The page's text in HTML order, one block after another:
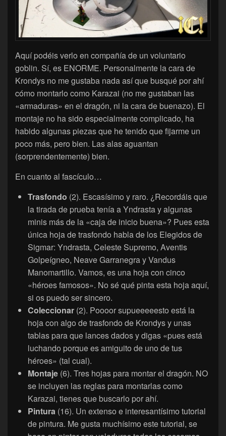
Aquí podéis verlo en compañía de un voluntario
goblin. Sí, es ENORME. Personalmente la cara de
Krondys no me gustaba nada así que busqué por ahí
cómo montarlo como Karazai (no me gustaban las
«armaduras» en el dragón, ni la cara de buenazo). El
montaje no ha sido especialmente complicado, ha
habido algunas piezas que he tenido que fijarme un
poco más, pero bien. Las alas aguantan
(sorprendentemente) bien.
En cuanto al fascículo…
Trasfondo (2). Escasísimo y raro. ¿Recordáis que
la tirada de prueba tenía a Yndrasta y algunas
minis más de la «caja de inicio buena»? Pues esta
única hoja de trasfondo habla de los Elegidos de
Sigmar: Yndrasta, Celeste Supremo, Aventis
Golpeígneo, Neave Garranegra y Vandus
Manomartillo. Vamos, es una hoja con cinco
«héroes famosos». No sé qué pinta esta hoja aquí,
si os puedo ser sincero.
Coleccionar (2). Poooor supueeeeesto está la
hoja con algo de trasfondo de Krondys y unas
tablas para que lances dados y digas «pues está
luchando porque es amiguito de uno de tus
héroes» (tal cual).
Montaje (6). Tres hojas para montar el dragón. NO
se incluyen las reglas para montarlas como
Karazai, tienes que buscarlo por ahí.
Pintura (16). Un extenso e interesantísimo tutorial
de pintura. Me gusta muchísimo este tutorial, se